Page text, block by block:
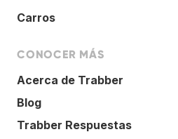
Carros
CONOCER MÁS
Acerca de Trabber
Blog
Trabber Respuestas